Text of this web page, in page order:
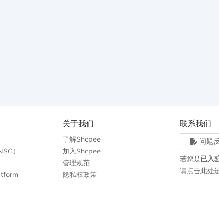
）
关于我们
了解Shopee
加入Shopee
管理规范
隐私权政策
联系我们
问题
若您是已入
请点击此处